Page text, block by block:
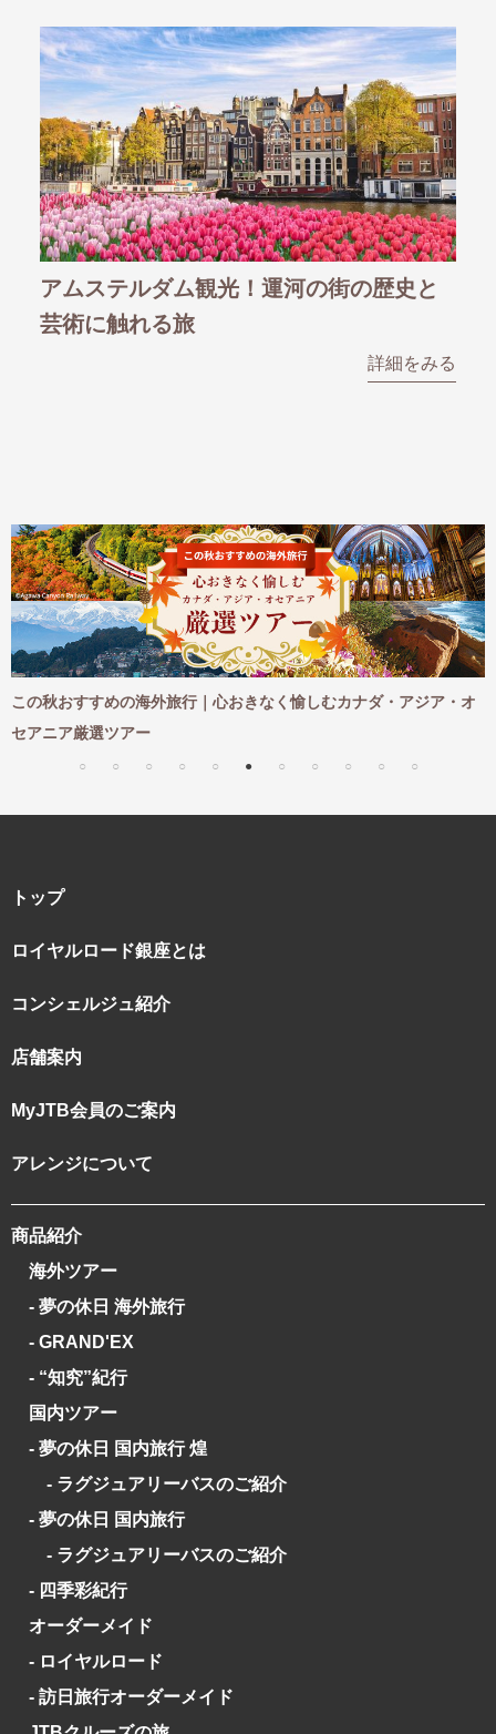
【海外旅行へのお誘い】お花好きの皆さ
ま、季節限定の花の催しへ出かけません
この秋おすすめの海外旅行｜心おきなく愉しむカナダ・アジア・オ
セアニア厳選ツアー
トップ
ロイヤルロード銀座とは
コンシェルジュ紹介
店舗案内
MyJTB会員のご案内
アレンジについて
商品紹介
海外ツアー
- 夢の休日 海外旅行
- GRAND'EX
- “知究”紀行
国内ツアー
- 夢の休日 国内旅行 煌
- ラグジュアリーバスのご紹介
- 夢の休日 国内旅行
- ラグジュアリーバスのご紹介
- 四季彩紀行
オーダーメイド
- ロイヤルロード
- 訪日旅行オーダーメイド